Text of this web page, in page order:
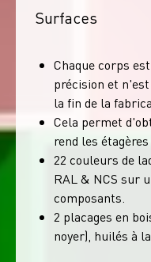
Surfaces
Chaque corps
précision et
la fin de la
Cela permet
rend les
22 couleurs de
RAL & NCS sur
composants.
2 placages en
noyer), huilés à